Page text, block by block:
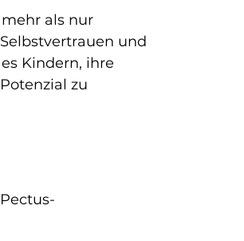
als nur
und
Kindern, ihre
zu